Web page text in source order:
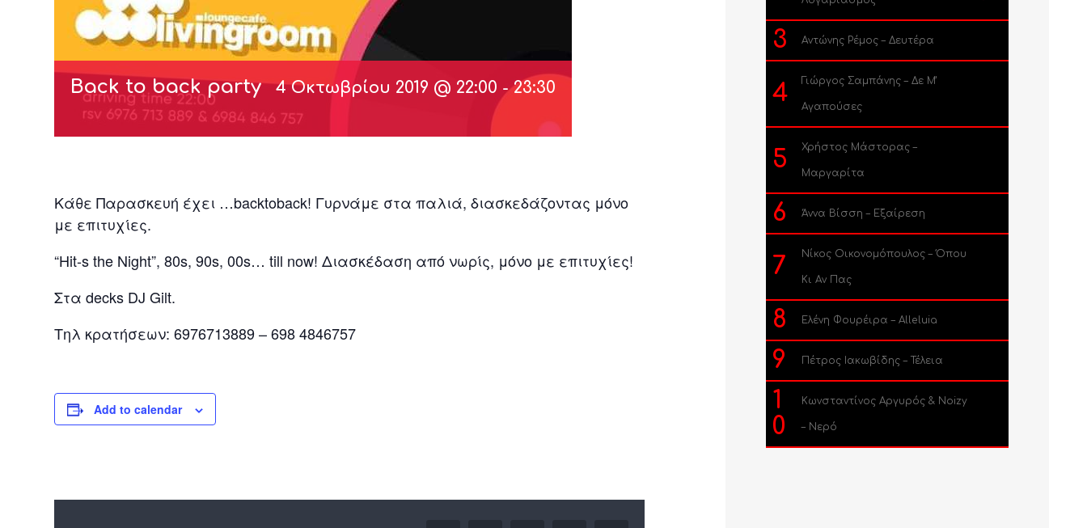
Back to back party 4 Οκτωβρίου 2019 @ 22:00 -23:30
Κάθε Παρασκευή έχει …backtoback! Γυρνάμε στα παλιά, διασκεδάζοντας μόνο
με επιτυχίες.
“Hit-s the Night”, 80s, 90s, 00s… till now! Διασκέδαση από νωρίς, μόνο με επιτυχίες!
Στα decks DJ Gilt.
Τηλ κρατήσεων: 6976713889 – 698 4846757
Add to calendar
3 Αντώνης Ρέμος – Δευτέρα
4 Γιώργος Σαμπάνης – Δε Μ’
Αγαπούσες
5 Χρήστος Μάστορας –
Μαργαρίτα
6 Άννα Βίσση – Εξαίρεση
7 Νίκος Οικονομόπουλος – Όπου
Κι Αν Πας
8 Ελένη Φουρέιρα – Alleluia
9 Πέτρος Ιακωβίδης – Τέλεια
1
0
Κωνσταντίνος Αργυρός & Noizy
– Νερό